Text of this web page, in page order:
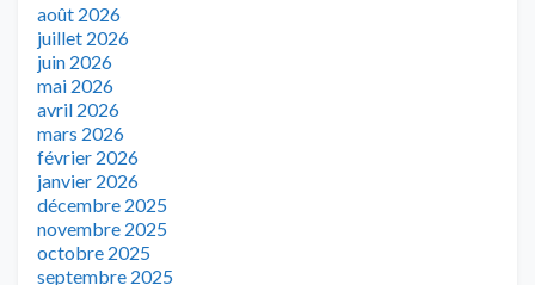
août 2026
juillet 2026
juin 2026
mai 2026
avril 2026
mars 2026
février 2026
janvier 2026
décembre 2025
novembre 2025
octobre 2025
septembre 2025